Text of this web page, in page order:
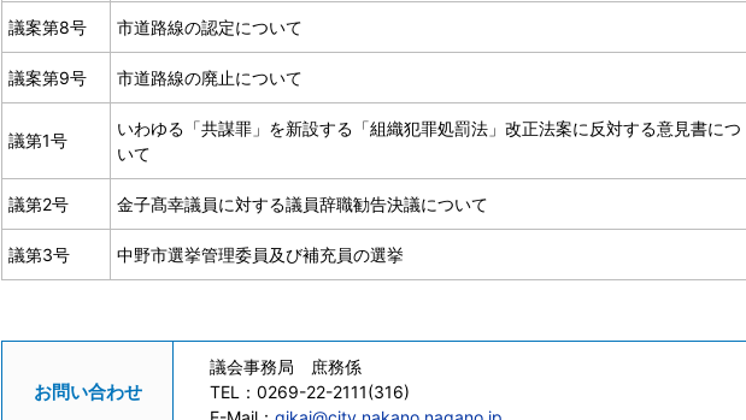
議案第8号 市道路線の認定について
議案第9号 市道路線の廃止について
議第1号
いわゆる「共謀罪」を新設する「組織犯罪処罰法」改正法案に反対する意見書につ
いて
議第2号 金子髙幸議員に対する議員辞職勧告決議について
議第3号 中野市選挙管理委員及び補充員の選挙
お問い合わせ
議会事務局 庶務係
TEL：0269-22-2111(316)